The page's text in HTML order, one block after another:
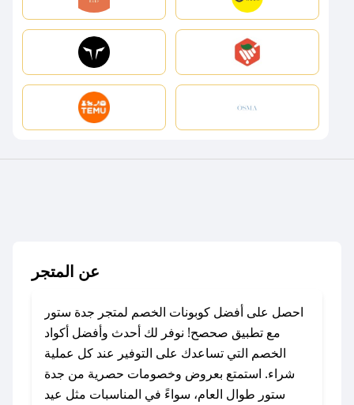
عن المتجر
احصل على أفضل كوبونات الخصم لمتجر جدة ستور
مع تطبيق صحصح! نوفر لك أحدث وأفضل أكواد
الخصم التي تساعدك على التوفير عند كل عملية
شراء. استمتع بعروض وخصومات حصرية من جدة
ستور طوال العام، سواءً في المناسبات مثل عيد